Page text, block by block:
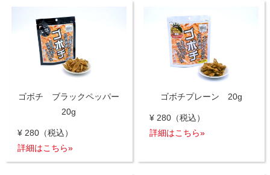
ゴボチ ブラックペッパー
20g
¥ 280（税込）
詳細はこちら»
ゴボチプレーン 20g
¥ 280 （税込）
詳細はこちら»